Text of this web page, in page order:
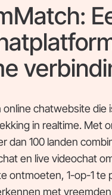
online chatwebsite die
in realtime. Met
dan 100 landen
en live videochat
ontmoeten, 1-op-1 te
met